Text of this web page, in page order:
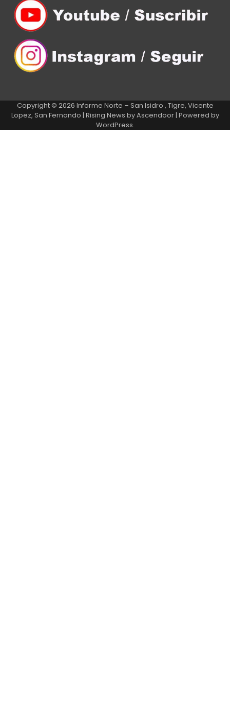
Copyright © 2026 Informe Norte – San Isidro , Tigre, Vicente
Lopez, San Fernando | Rising News byAscendoor| Powered by
WordPress.